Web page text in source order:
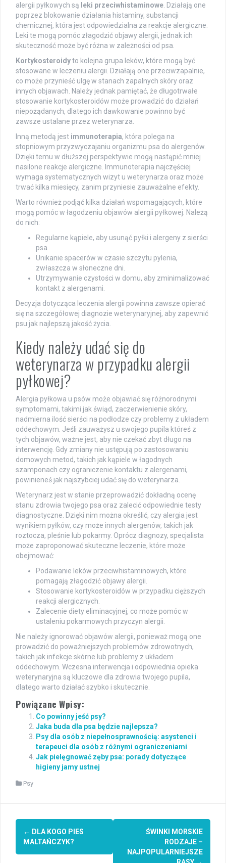
alergii pyłkowych są leki przeciwhistaminowe . Działają one
poprzez blokowanie działania histaminy, substancji
chemicznej, która jest odpowiedzialna za reakcje alergiczne.
Leki te mogą pomóc złagodzić objawy alergii, jednak ich
skuteczność może być różna w zależności od psa.
Kortykosteroidyto kolejna grupa leków, które mogą być
stosowane w leczeniu alergii. Działają one przeciwzapalnie,
co może przynieść ulgę w stanach zapalnych skóry oraz
innych objawach. Należy jednak pamiętać, że długotrwałe
stosowanie kortykosteroidów może prowadzić do działań
niepożądanych, dlatego ich dawkowanie powinno być
zawsze ustalane przez weterynarza.
Inną metodą jest immunoterapia, która polega na
stopniowym przyzwyczajaniu organizmu psa do alergenów.
Dzięki temu w dłuższej perspektywie mogą nastąpić mniej
nasilone reakcje alergiczne. Immunoterapia najczęściej
wymaga systematycznych wizyt u weterynarza oraz może
trwać kilka miesięcy, zanim przyniesie zauważalne efekty.
Warto również podjąć kilka działań wspomagających, które
mogą pomóc w łagodzeniu objawów alergii pyłkowej. Należą
do nich:
Regularne kąpiele, aby usunąć pyłki i alergeny z sierści
psa.
Unikanie spacerów w czasie szczytu pylenia,
zwłaszcza w słoneczne dni.
Utrzymywanie czystości w domu, aby zminimalizować
kontakt z alergenami.
Decyzja dotycząca leczenia alergii powinna zawsze opierać
się na szczegółowej diagnozie weterynaryjnej, aby zapewnić
psu jak najlepszą jakość życia.
Kiedy należy udać się do
weterynarza w przypadku alergii
pyłkowej?
Alergia pyłkowa u psów może objawiać się różnorodnymi
symptomami, takimi jak świąd, zaczerwienienie skóry,
nadmierna ilość sierści na podłodze czy problemy z układem
oddechowym. Jeśli zauważysz u swojego pupila któreś z
tych objawów, ważne jest, aby nie czekać zbyt długo na
interwencję. Gdy zmiany nie ustępują po zastosowaniu
domowych metod, takich jak kąpiele w łagodnych
szamponach czy ograniczenie kontaktu z alergenami,
powinieneś jak najszybciej udać się do weterynarza.
Weterynarz jest w stanie przeprowadzić dokładną ocenę
stanu zdrowia twojego psa oraz zalecić odpowiednie testy
diagnostyczne. Dzięki nim można określić, czy alergia jest
wynikiem pyłków, czy może innych alergenów, takich jak
roztocza, pleśnie lub pokarmy. Oprócz diagnozy, specjalista
może zaproponować skuteczne leczenie, które może
obejmować:
Podawanie leków przeciwhistaminowych, które
pomagają złagodzić objawy alergii.
Stosowanie kortykosteroidów w przypadku cięższych
reakcji alergicznych.
Zalecenie diety eliminacyjnej, co może pomóc w
ustaleniu pokarmowych przyczyn alergii.
Nie należy ignorować objawów alergii, ponieważ mogą one
prowadzić do poważniejszych problemów zdrowotnych,
takich jak infekcje skórne lub problemy z układem
oddechowym. Wczesna interwencja i odpowiednia opieka
weterynaryjna są kluczowe dla zdrowia twojego pupila,
dlatego warto działać szybko i skutecznie.
Powiązane Wpisy:
Co powinny jeść psy?
Jaka buda dla psa będzie najlepsza?
Psy dla osób z niepełnosprawnością: asystenci i
terapeuci dla osób z różnymi ograniczeniami
Jak pielęgnować zęby psa: porady dotyczące
higieny jamy ustnej
Psy
Post
navigation
← DLA KOGO PIES
MALTAŃCZYK?
ŚWINKI MORSKIE
RODZAJE –
NAJPOPULARNIEJSZE